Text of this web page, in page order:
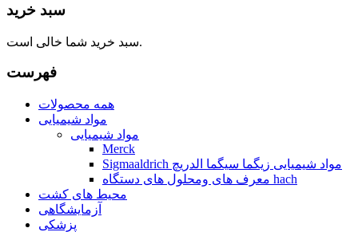
سبد خرید
سبد خرید شما خالی است.
فهرست
همه محصولات
مواد شیمیایی
مواد شیمیایی
Merck
Sigmaaldrich مواد شیمیایی زیگما سیگما الدریچ
معرف های ومحلول های دستگاه hach
محیط های کشت
آزمایشگاهی
پزشکی